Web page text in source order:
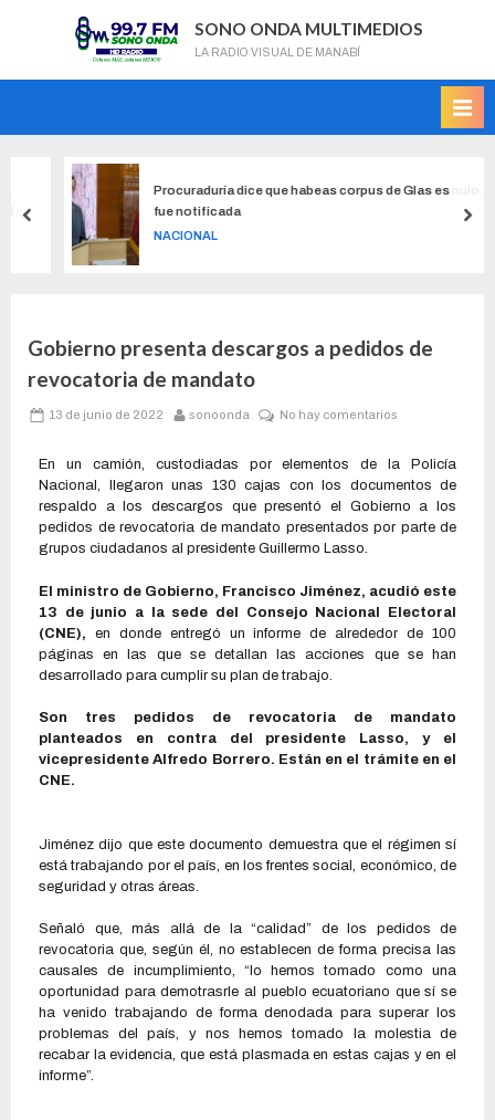
SONO ONDA MULTIMEDIOS
LA RADIO VISUAL DE MANABÍ
Procuraduría dice que habeas corpus de Glas es nulo, no
fue notificada
NACIONAL
Gobierno presenta descargos a pedidos de
revocatoria de mandato
13 de junio de 2022 sonoonda No hay comentarios
En un camión, custodiadas por elementos de la Policía
Nacional, llegaron unas 130 cajas con los documentos de
respaldo a los descargos que presentó el Gobierno a los
pedidos de revocatoria de mandato presentados por parte de
grupos ciudadanos al presidente Guillermo Lasso.
El ministro de Gobierno, Francisco Jiménez, acudió este
13 de junio a la sede del Consejo Nacional Electoral
(CNE), en donde entregó un informe de alrededor de 100
páginas en las que se detallan las acciones que se han
desarrollado para cumplir su plan de trabajo.
Son tres pedidos de revocatoria de mandato
planteados en contra del presidente Lasso, y el
vicepresidente Alfredo Borrero. Están en el trámite en el
CNE.
Jiménez dijo que este documento demuestra que el régimen sí
está trabajando por el país, en los frentes social, económico, de
seguridad y otras áreas.
Señaló que, más allá de la “calidad” de los pedidos de
revocatoria que, según él, no establecen de forma precisa las
causales de incumplimiento, “lo hemos tomado como una
oportunidad para demotrasrle al pueblo ecuatoriano que sí se
ha venido trabajando de forma denodada para superar los
problemas del país, y nos hemos tomado la molestia de
recabar la evidencia, que está plasmada en estas cajas y en el
informe”.